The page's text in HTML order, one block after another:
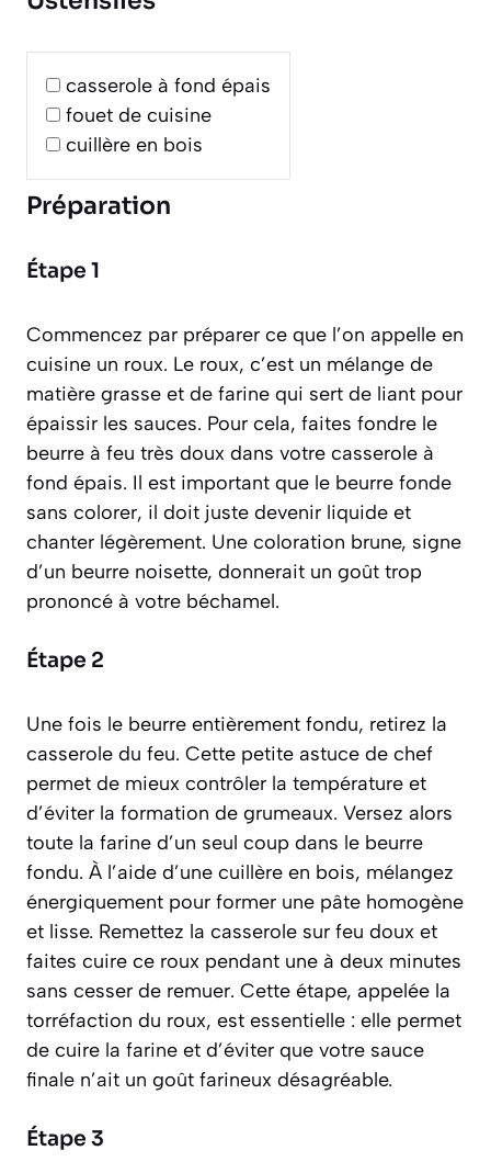
casserole à fond épais
fouet de cuisine
cuillère en bois
Préparation
Étape 1
Commencez par préparer ce que l’on appelle en
cuisine un roux. Le roux, c’est un mélange de
matière grasse et de farine qui sert de liant pour
épaissir les sauces. Pour cela, faites fondre le
beurre à feu très doux dans votre casserole à
fond épais. Il est important que le beurre fonde
sans colorer, il doit juste devenir liquide et
chanter légèrement. Une coloration brune, signe
d’un beurre noisette, donnerait un goût trop
prononcé à votre béchamel.
Étape 2
Une fois le beurre entièrement fondu, retirez la
casserole du feu. Cette petite astuce de chef
permet de mieux contrôler la température et
d’éviter la formation de grumeaux. Versez alors
toute la farine d’un seul coup dans le beurre
fondu. À l’aide d’une cuillère en bois, mélangez
énergiquement pour former une pâte homogène
et lisse. Remettez la casserole sur feu doux et
faites cuire ce roux pendant une à deux minutes
sans cesser de remuer. Cette étape, appelée la
torréfaction du roux, est essentielle : elle permet
de cuire la farine et d’éviter que votre sauce
finale n’ait un goût farineux désagréable.
Étape 3